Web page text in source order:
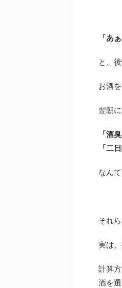
「あ
と、
お酒
翌朝に
「酒
「二
なん
それ
実は
計算
酒を